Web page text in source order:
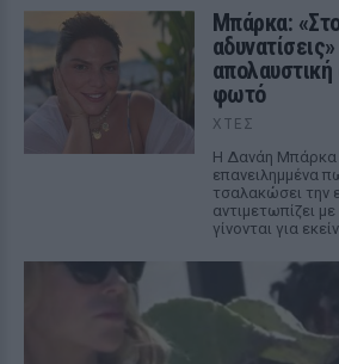
Μπάρκα:
φωτό
ΧΤΕΣ
Η Δανάη Μπάρκα
επανειλημμένα
τσαλακώσει την
αντιμετωπίζει
γίνονται για